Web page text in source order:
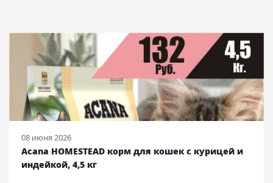
08 июня 2026
Acana HOMESTEAD корм для кошек с курицей и
индейкой, 4,5 кг